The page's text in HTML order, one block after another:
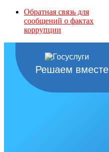
Обратная связь для
сообщений о фактах
коррупции
Решаем вместе